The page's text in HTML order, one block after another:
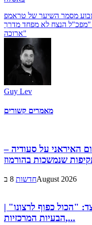
מסמר השיער של טראמפ
"מפכ"ל הנצח לא מפחד מדרך
ארוכה"
Guy Lev
מאמרים קשורים
האיראני על סעודיה –
שנמשכות בהורמוז
חדשות8 בAugust 2026
"הכול כפוף לרצונו" |
הבעיות המרכזיות,...